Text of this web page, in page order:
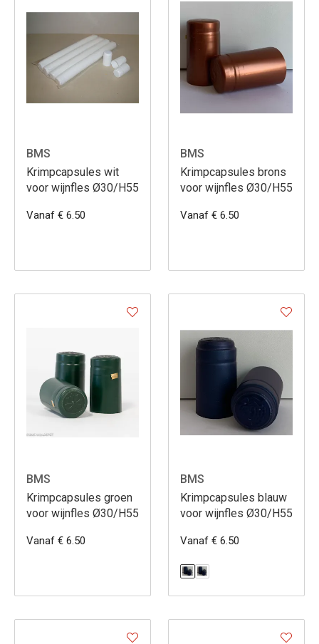
BMS
Krimpcapsules wit
voor wijnfles Ø30/H55
Vanaf € 6.50
BMS
Krimpcapsules brons
voor wijnfles Ø30/H55
Vanaf € 6.50
BMS
Krimpcapsules groen
voor wijnfles Ø30/H55
Vanaf € 6.50
BMS
Krimpcapsules blauw
voor wijnfles Ø30/H55
Vanaf € 6.50